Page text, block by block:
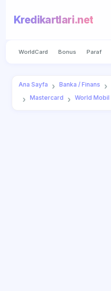
Kredikartlari.net
WorldCard Bonus Paraf
Ana Sayfa Banka / Finans
Mastercard
World Mobil